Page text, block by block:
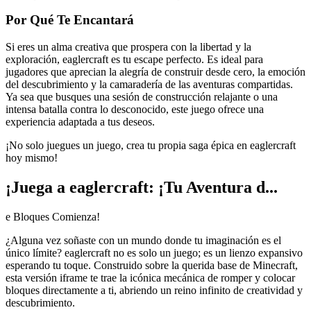
Por Qué Te Encantará
Si eres un alma creativa que prospera con la libertad y la
exploración, eaglercraft es tu escape perfecto. Es ideal para
jugadores que aprecian la alegría de construir desde cero, la emoción
del descubrimiento y la camaradería de las aventuras compartidas.
Ya sea que busques una sesión de construcción relajante o una
intensa batalla contra lo desconocido, este juego ofrece una
experiencia adaptada a tus deseos.
¡No solo juegues un juego, crea tu propia saga épica en eaglercraft
hoy mismo!
¡Juega a eaglercraft: ¡Tu Aventura d...
e Bloques Comienza!
¿Alguna vez soñaste con un mundo donde tu imaginación es el
único límite? eaglercraft no es solo un juego; es un lienzo expansivo
esperando tu toque. Construido sobre la querida base de Minecraft,
esta versión iframe te trae la icónica mecánica de romper y colocar
bloques directamente a ti, abriendo un reino infinito de creatividad y
descubrimiento.